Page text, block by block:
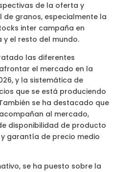
de la oferta y
de granos, especialmente la
inter campaña en
y el resto del mundo.
las diferentes
el mercado en la
y la sistemática de
que se está produciendo
se ha destacado que
al mercado,
disponibilidad de producto
garantía de precio medio
se ha puesto sobre la